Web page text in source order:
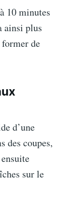
10 minutes
ainsi plus
de
d’une
des coupes,
sur le